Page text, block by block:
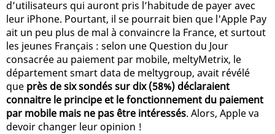
d’utilisateurs qui auront pris l’habitude de payer avec
leur iPhone. Pourtant, il se pourrait bien que l'Apple Pay
ait un peu plus de mal à convaincre la France, et surtout
les jeunes Français : selon une Question du Jour
consacrée au paiement par mobile, meltyMetrix, le
département smart data de meltygroup, avait révélé
que près de six sondés sur dix (58%) déclaraient
connaitre le principe et le fonctionnement du paiement
par mobile mais ne pas être intéressés. Alors, Apple va
devoir changer leur opinion !